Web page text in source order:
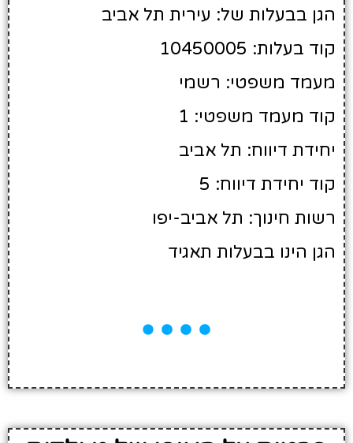
הגן בבעלות של: עירית תל אביב
קוד בעלות: 10450005
מעמד משפטי: רשמי
קוד מעמד משפטי: 1
יחידת דיווח: תל אביב
קוד יחידת דיווח: 5
רשות חינוך: תל אביב-יפו
הגן הינו בבעלות תאגיד